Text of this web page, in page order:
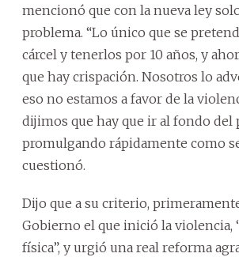
mencionó que con la nueva ley
problema. “Lo único que se
cárcel y tenerlos por 10 años, y
que hay crispación. Nosotros lo
eso no estamos a favor de la
dijimos que hay que ir al fondo del
promulgando rápidamente como
cuestionó.
Dijo que a su criterio,
Gobierno el que inició la violencia,
física”, y urgió una real reforma